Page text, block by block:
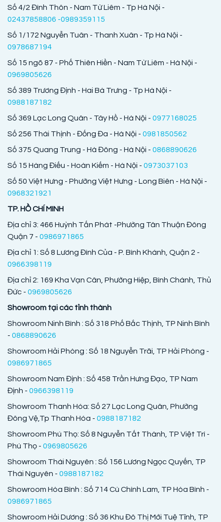
Số 4/2 Đình Thôn - Nam Từ Liêm - Tp Hà Nội -
02437858806 -0989359115
Số 1/172 Nguyễn Tuân - Thanh Xuân - Tp Hà Nội -
0978687194
Số 15 ngõ 87 - Phố Thiên Hiền - Nam Từ Liêm - Hà Nội -
0969805626
Số 389 Trương Định - Hai Bà Trưng - Tp Hà Nội -
0988187182
Số 369 Lạc Long Quân - Tây Hồ - Hà Nội - 0977168025
Số 256 Thái Thịnh - Đống Đa - Hà Nội - 0981850562
Số 375 Quang Trung - Hà Đông - Hà Nội - 0868890626
Số 15 Hàng Điếu - Hoàn Kiếm - Hà Nội - 0973037103
Số 50 Việt Hưng - Phường Việt Hưng - Long Biên - Hà Nội -
0968321921
TP. HỒ CHÍ MINH
Địa chỉ 3: 466 Huỳnh Tấn Phát -Phường Tân Thuận Đông
Quận 7 - 0986971865
Địa chỉ 1: Số 8 Lương Đình Của - P. Bình Khánh, Quận 2 -
0966398119
Địa chỉ 2: 169 Kha Vạn Cân, Phường Hiệp, Bình Chánh, Thủ
Đức - 0969805626
Showroom tại các tỉnh thành
Showroom Ninh Bình : Số 318 Phố Bắc Thịnh, TP Ninh Bình
- 0868890626
Showroom Hải Phòng : Số 18 Nguyễn Trãi, TP Hải Phòng -
0986971865
Showroom Nam Định : Số 458 Trần Hưng Đạo, TP Nam
Định - 0966398119
Showroom Thanh Hóa: Số 27 Lạc Long Quân, Phường
Đông Vệ,Tp Thanh Hóa - 0988187182
Showroom Phú Thọ: Số 8 Nguyễn Tất Thành, TP Việt Trì -
Phú Thọ - 0969805626
Showroom Thái Nguyên : Số 156 Lương Ngọc Quyến, TP
Thái Nguyên - 0988187182
Showroom Hòa Bình : Số 714 Cù Chính Lam, TP Hòa Bình -
0986971865
Showroom Hải Dương : Số 36 Khu Đô Thị Mới Tuệ Tĩnh, TP